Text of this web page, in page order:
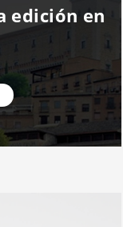
edición en